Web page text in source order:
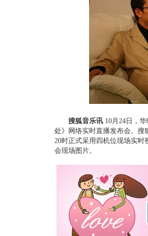
搜狐音乐讯 10月24日，
处》网络实时直播发布会。搜
20时正式采用四机位现场实时
会现场图片。